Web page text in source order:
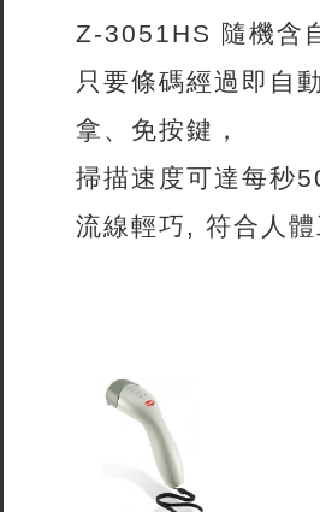
Z-3051HS 隨機含
只要條碼經過即自
拿、免按鍵，
掃描速度可達每秒
流線輕巧, 符合人體